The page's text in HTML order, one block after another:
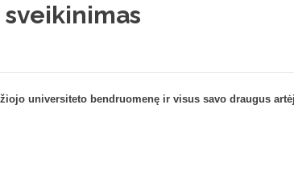
universiteto bendruomenę ir visus savo draugus